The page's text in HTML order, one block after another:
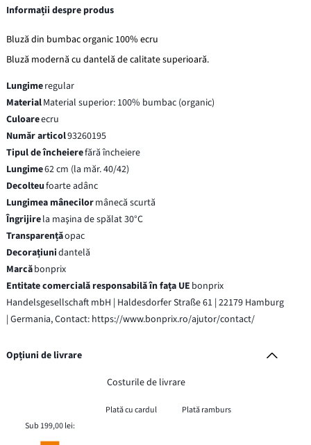
Informații despre produs
Bluză din bumbac organic 100% ecru
Bluză modernă cu dantelă de calitate superioară.
Lungimeregular
MaterialMaterial superior: 100% bumbac (organic)
Culoareecru
Număr articol93260195
Tipul de încheierefără încheiere
Lungime62 cm (la măr. 40/42)
Decolteufoarte adânc
Lungimea mânecilormânecă scurtă
Îngrijirela maşina de spălat 30°C
Transparențăopac
Decorațiunidantelă
Marcăbonprix
Entitate comercială responsabilă în fața UE bonprix
Handelsgesellschaft mbH | Haldesdorfer Straße 61 | 22179 Hamburg
| Germania, Contact: https://www.bonprix.ro/ajutor/contact/
Opțiuni de livrare
Costurile de livrare
Plată cu cardul
Plată ramburs
Sub 199,00 lei: